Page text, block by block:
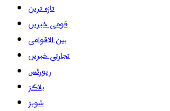
تازہ ترین
قومی خبریں
بین الاقوامی
تجارتی خبریں
رپورٹس
بلاگز
شوبز